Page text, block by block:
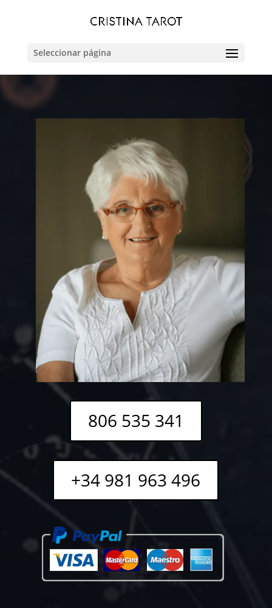
Seleccionar página
806 535 341
+34 981 963 496